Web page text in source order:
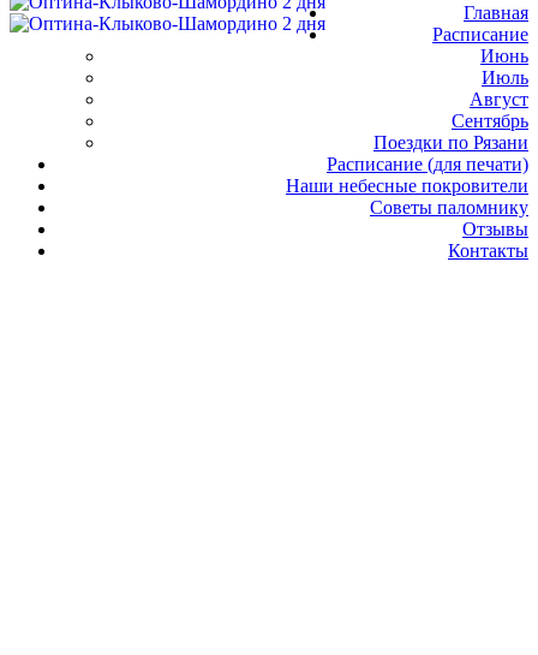
Главная
Расписание
Июнь
Июль
Август
Сентябрь
Поездки по Рязани
Расписание (для печати)
Наши небесные покровители
Советы паломнику
Отзывы
Контакты